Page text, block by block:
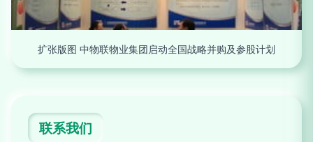
扩张版图 中物联物业集团启动全国战略并购及参股计划
联系我们